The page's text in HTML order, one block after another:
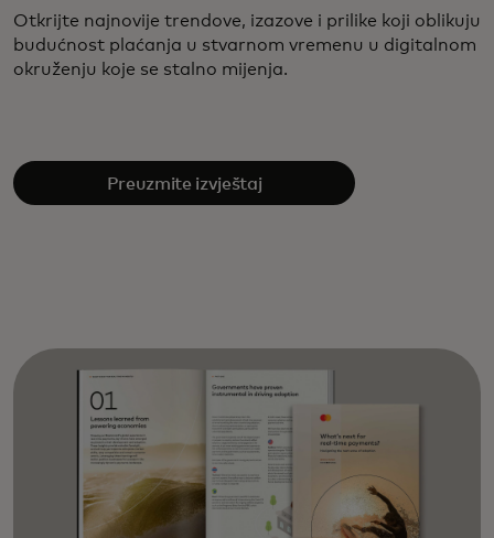
Otkrijte najnovije trendove, izazove i prilike koji oblikuju
budućnost plaćanja u stvarnom vremenu u digitalnom
okruženju koje se stalno mijenja.
Preuzmite izvještaj